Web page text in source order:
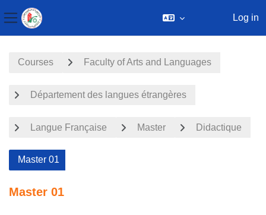
Side panel
Log in
Courses Faculty of Arts and Languages
Département des langues étrangères
Langue Française Master Didactique
Master 01
Master 01